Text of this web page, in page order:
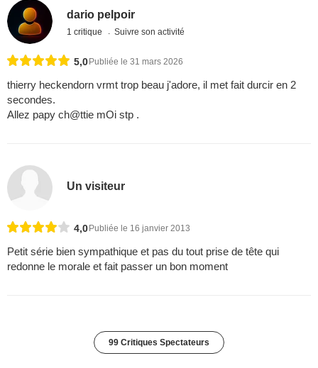
dario pelpoir
1 critique Suivre son activité
5,0Publiée le 31 mars 2026
thierry heckendorn vrmt trop beau j'adore, il met fait durcir en 2
secondes.
Allez papy ch@ttie mOi stp .
Un visiteur
4,0 Publiée le 16 janvier 2013
Petit série bien sympathique et pas du tout prise de tête qui
redonne le morale et fait passer un bon moment
99 Critiques Spectateurs